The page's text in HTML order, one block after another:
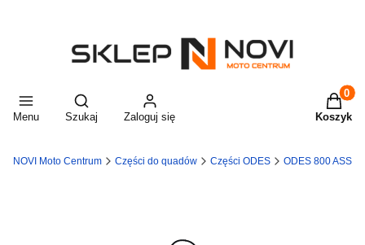
Menu
Otwórz wyszukiwarkę
Szukaj Zaloguj się Koszyk
NOVI Moto Centrum Części do quadów Części ODES ODES 800